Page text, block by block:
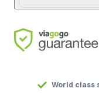
World class